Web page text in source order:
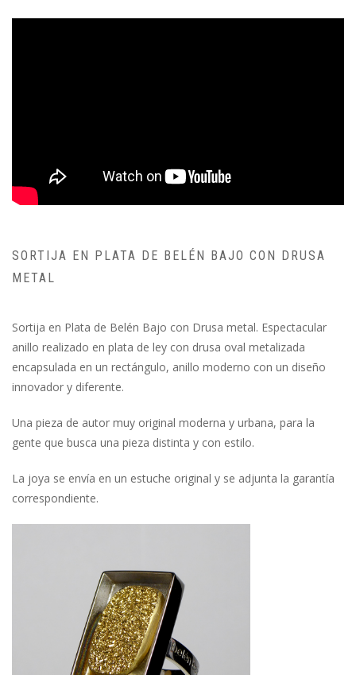
SORTIJA EN PLATA DE BELÉN BAJO CON DRUSA
METAL
Sortija en Plata de Belén Bajo con Drusa metal. Espectacular
anillo realizado en plata de ley con drusa oval metalizada
encapsulada en un rectángulo, anillo moderno con un diseño
innovador y diferente.
Una pieza de autor muy original moderna y urbana, para la
gente que busca una pieza distinta y con estilo.
La joya se envía en un estuche original y se adjunta la garantía
correspondiente.